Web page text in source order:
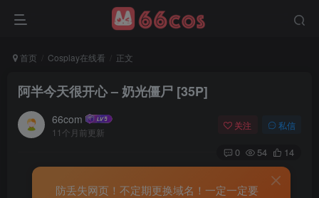
首页 Cosplay在线看 正文
阿半今天很开心 – 奶光僵尸 [35P]
66com
11个月前更新
关注 私信
0 54 14
防丢失网页！不定期更换域名！一定一定要